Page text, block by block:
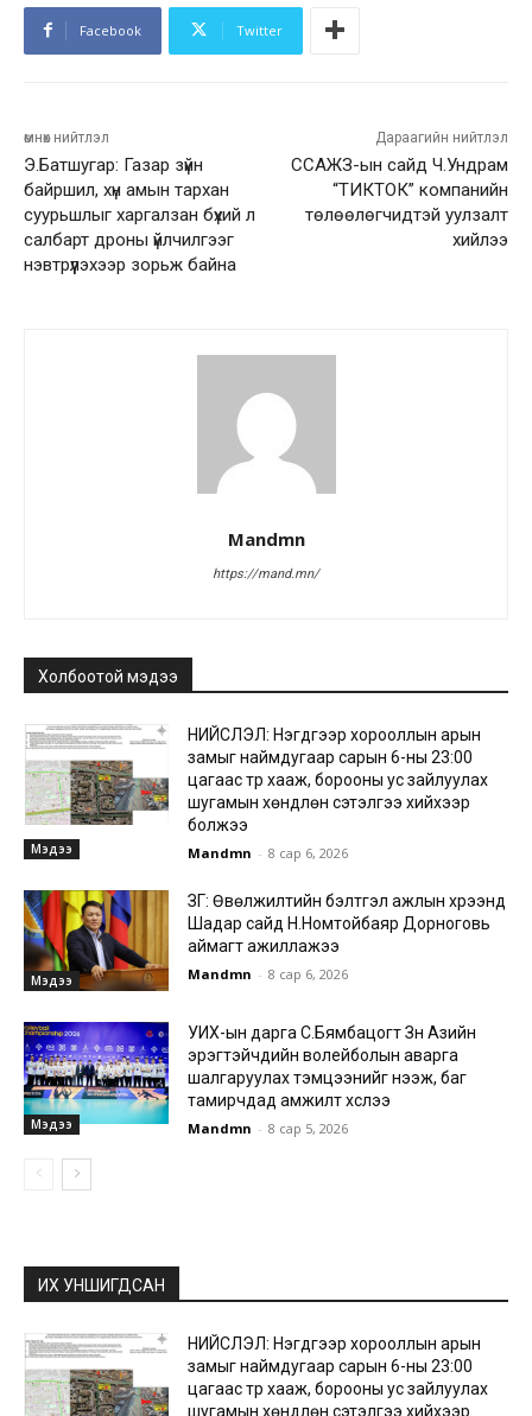
Facebook Twitter
өмнөх нийтлэл
Э.Батшугар: Газар зүйн
байршил, хүн амын тархан
суурьшлыг харгалзан бүхий л
салбарт дроны үйлчилгээг
нэвтрүүлэхээр зорьж байна
Дараагийн нийтлэл
ССАЖЗ-ын сайд Ч.Ундрам
“ТИКТОК” компанийн
төлөөлөгчидтэй уулзалт
хийлээ
Mandmn
https://mand.mn/
Холбоотой мэдээ
Мэдээ
НИЙСЛЭЛ: Нэгдүгээр хорооллын арын
замыг наймдугаар сарын 6-ны 23:00
цагаас түр хааж, борооны ус зайлуулах
шугамын хөндлөн сэтэлгээ хийхээр
болжээ
Mandmn - 8 сар 6, 2026
Мэдээ
ЗГ: Өвөлжилтийн бэлтгэл ажлын хүрээнд
Шадар сайд Н.Номтойбаяр Дорноговь
аймагт ажиллажээ
Mandmn - 8 сар 6, 2026
Мэдээ
УИХ-ын дарга С.Бямбацогт Зүүн Азийн
эрэгтэйчүүдийн волейболын аварга
шалгаруулах тэмцээнийг нээж, баг
тамирчдад амжилт хүслээ
Mandmn - 8 сар 5, 2026
ИХ УНШИГДСАН
НИЙСЛЭЛ: Нэгдүгээр хорооллын арын
замыг наймдугаар сарын 6-ны 23:00
цагаас түр хааж, борооны ус зайлуулах
шугамын хөндлөн сэтэлгээ хийхээр